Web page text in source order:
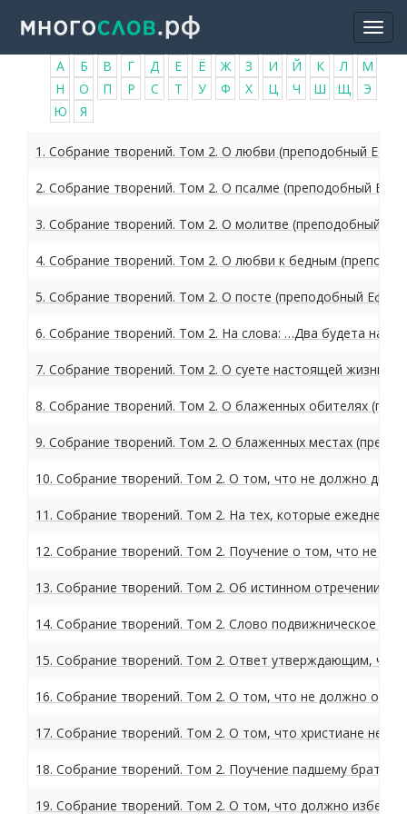
основному
содержанию
А Б В Г Д Е Ё Ж З И Й К Л
М
Н
О П Р С Т У Ф Х Ц Ч Ш Щ
Э
Ю
Я
1. Собрание творений. Том 2. О любви (преподобный
2. Собрание творений. Том 2. О псалме (преподобный
3. Собрание творений. Том 2. О молитве (преподобный
4. Собрание творений. Том 2. О любви к бедным
5. Собрание творений. Том 2. О посте (преподобный
6. Собрание творений. Том 2. На слова: …Два будета на
7. Собрание творений. Том 2. О суете настоящей жизни
8. Собрание творений. Том 2. О блаженных обителях
9. Собрание творений. Том 2. О блаженных местах
10. Собрание творений. Том 2. О том, что не должно
11. Собрание творений. Том 2. На тех, которые
12. Собрание творений. Том 2. Поучение о том, что не
13. Собрание творений. Том 2. Об истинном отречении
14. Собрание творений. Том 2. Слово подвижническое
15. Собрание творений. Том 2. Ответ утверждающим,
16. Собрание творений. Том 2. О том, что не должно
17. Собрание творений. Том 2. О том, что христиане не
18. Собрание творений. Том 2. Поучение падшему брату
19. Собрание творений. Том 2. О том, что должно